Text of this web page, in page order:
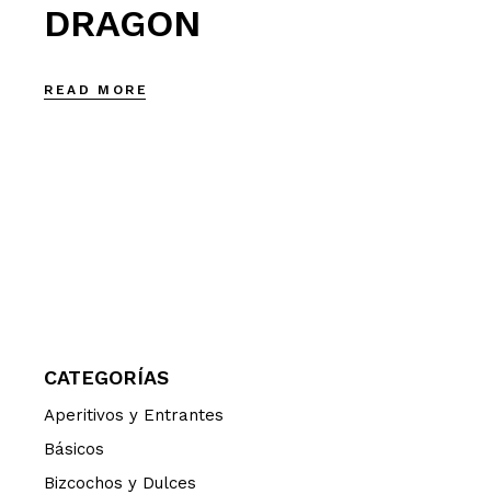
DRAGON
READ MORE
CATEGORÍAS
Aperitivos y Entrantes
Básicos
Bizcochos y Dulces